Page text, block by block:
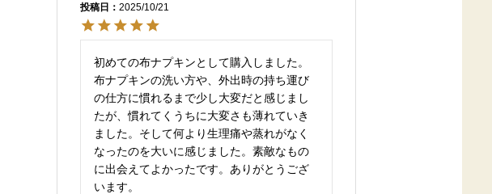
投稿日
2025/10/21
初めての布ナプキンとして購入しました。
布ナプキンの洗い方や、外出時の持ち運び
の仕方に慣れるまで少し大変だと感じまし
たが、慣れてくうちに大変さも薄れていき
ました。そして何より生理痛や蒸れがなく
なったのを大いに感じました。素敵なもの
に出会えてよかったです。ありがとうござ
います。